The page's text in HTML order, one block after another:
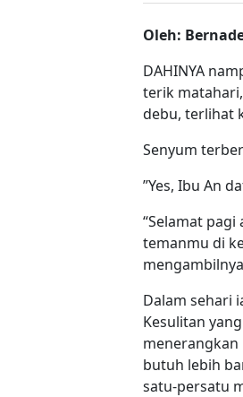
Oleh:
DAHINYA
terik
debu, terlihat
Senyum
”Yes, Ibu An
“Selamat
temanmu di
Dalam sehari
Kesulitan
butuh lebih
satu-persatu